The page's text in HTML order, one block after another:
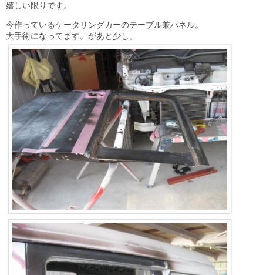
嬉しい限りです。
今作っているケータリングカーのテーブル兼パネル。
大手術になってます。があと少し。